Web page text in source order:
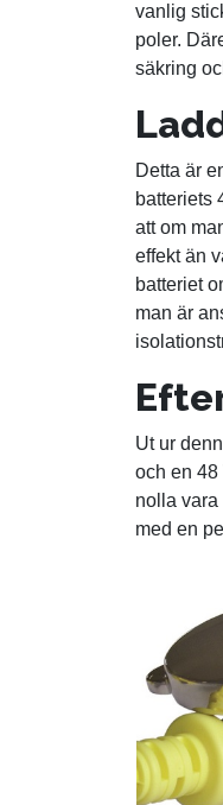
vanlig
poler.
säkring
Detta är
batteriets
att om
effekt än
batteriet
man är
Ut ur
och en 48
nolla vara
med en